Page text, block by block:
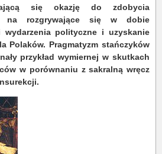
się okazję do zdobycia
na rozgrywające się w dobie
polityczne i uzyskanie
Polaków. Pragmatyzm stańczyków
przykład wymiernej w skutkach
w porównaniu z sakralną wręcz